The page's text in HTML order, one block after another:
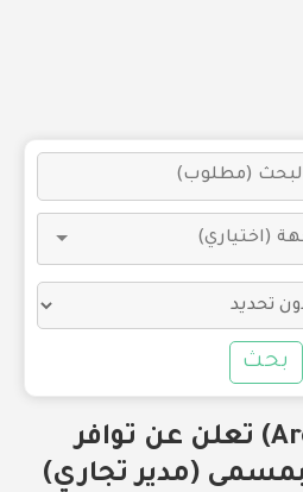
بحث
شركة (Arcadis) تعلن عن توافر
(مدير تجاري)